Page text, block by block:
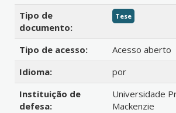
Tipo de
documento:
Tese
Tipo de acesso:
Acesso aberto
Idioma:
por
Instituição de
defesa:
Universidade
Mackenzie